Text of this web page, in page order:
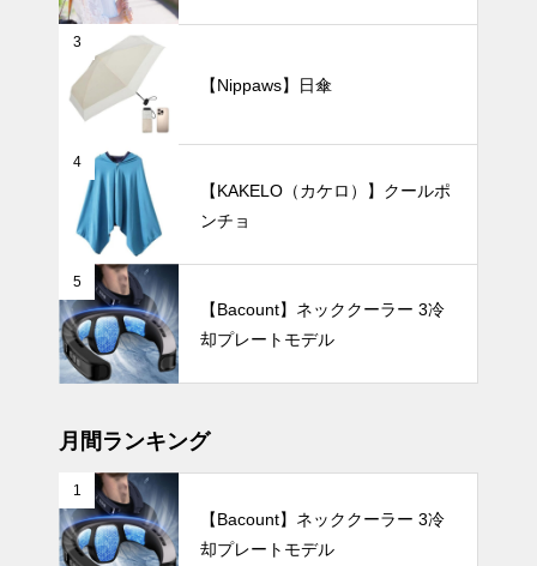
通勤や旅行が
もっとラクに
【2025年最
新版】ニュア
日傘おすすめ
6選｜くすみ
カラーで毎日
の紫外線対策
をおしゃれに
楽しもう！
インテリア小物
花とアートを
楽しむ暮ら
し。人体モチ
ーフ花瓶が作
テリア。
UV・雨対策
UV対策も華
やかに楽しも
3
【Nippaws】日傘
4
【KAKELO（カケロ）】クールポ
ンチョ
5
【Bacount】ネッククーラー 3冷
却プレートモデル
月間ランキング
1
【Bacount】ネッククーラー 3冷
却プレートモデル